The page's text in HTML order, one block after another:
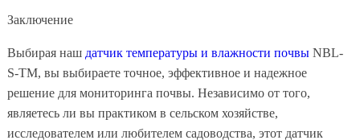
Заключение
Выбирая наш датчик температуры и влажности почвыNBL-
S-TM, вы выбираете точное, эффективное и надежное
решение для мониторинга почвы. Независимо от того,
являетесь ли вы практиком в сельском хозяйстве,
исследователем или любителем садоводства, этот датчик